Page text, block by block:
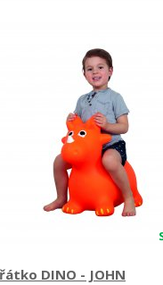
DINO - JOHN